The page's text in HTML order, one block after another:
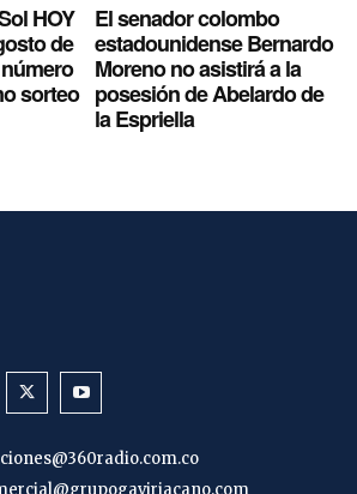
HOY
de
sorteo
El senador colombo
estadounidense Bernardo
Moreno no asistirá a la
posesión de Abelardo de
la Espriella